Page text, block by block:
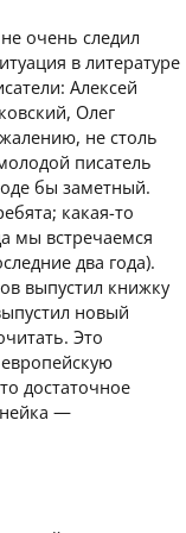
очень следил
в литературе
Алексей
Олег
не столь
писатель
бы заметный.
какая-то
мы встречаемся
два года).
выпустил книжку
новый
Это
достаточное
—